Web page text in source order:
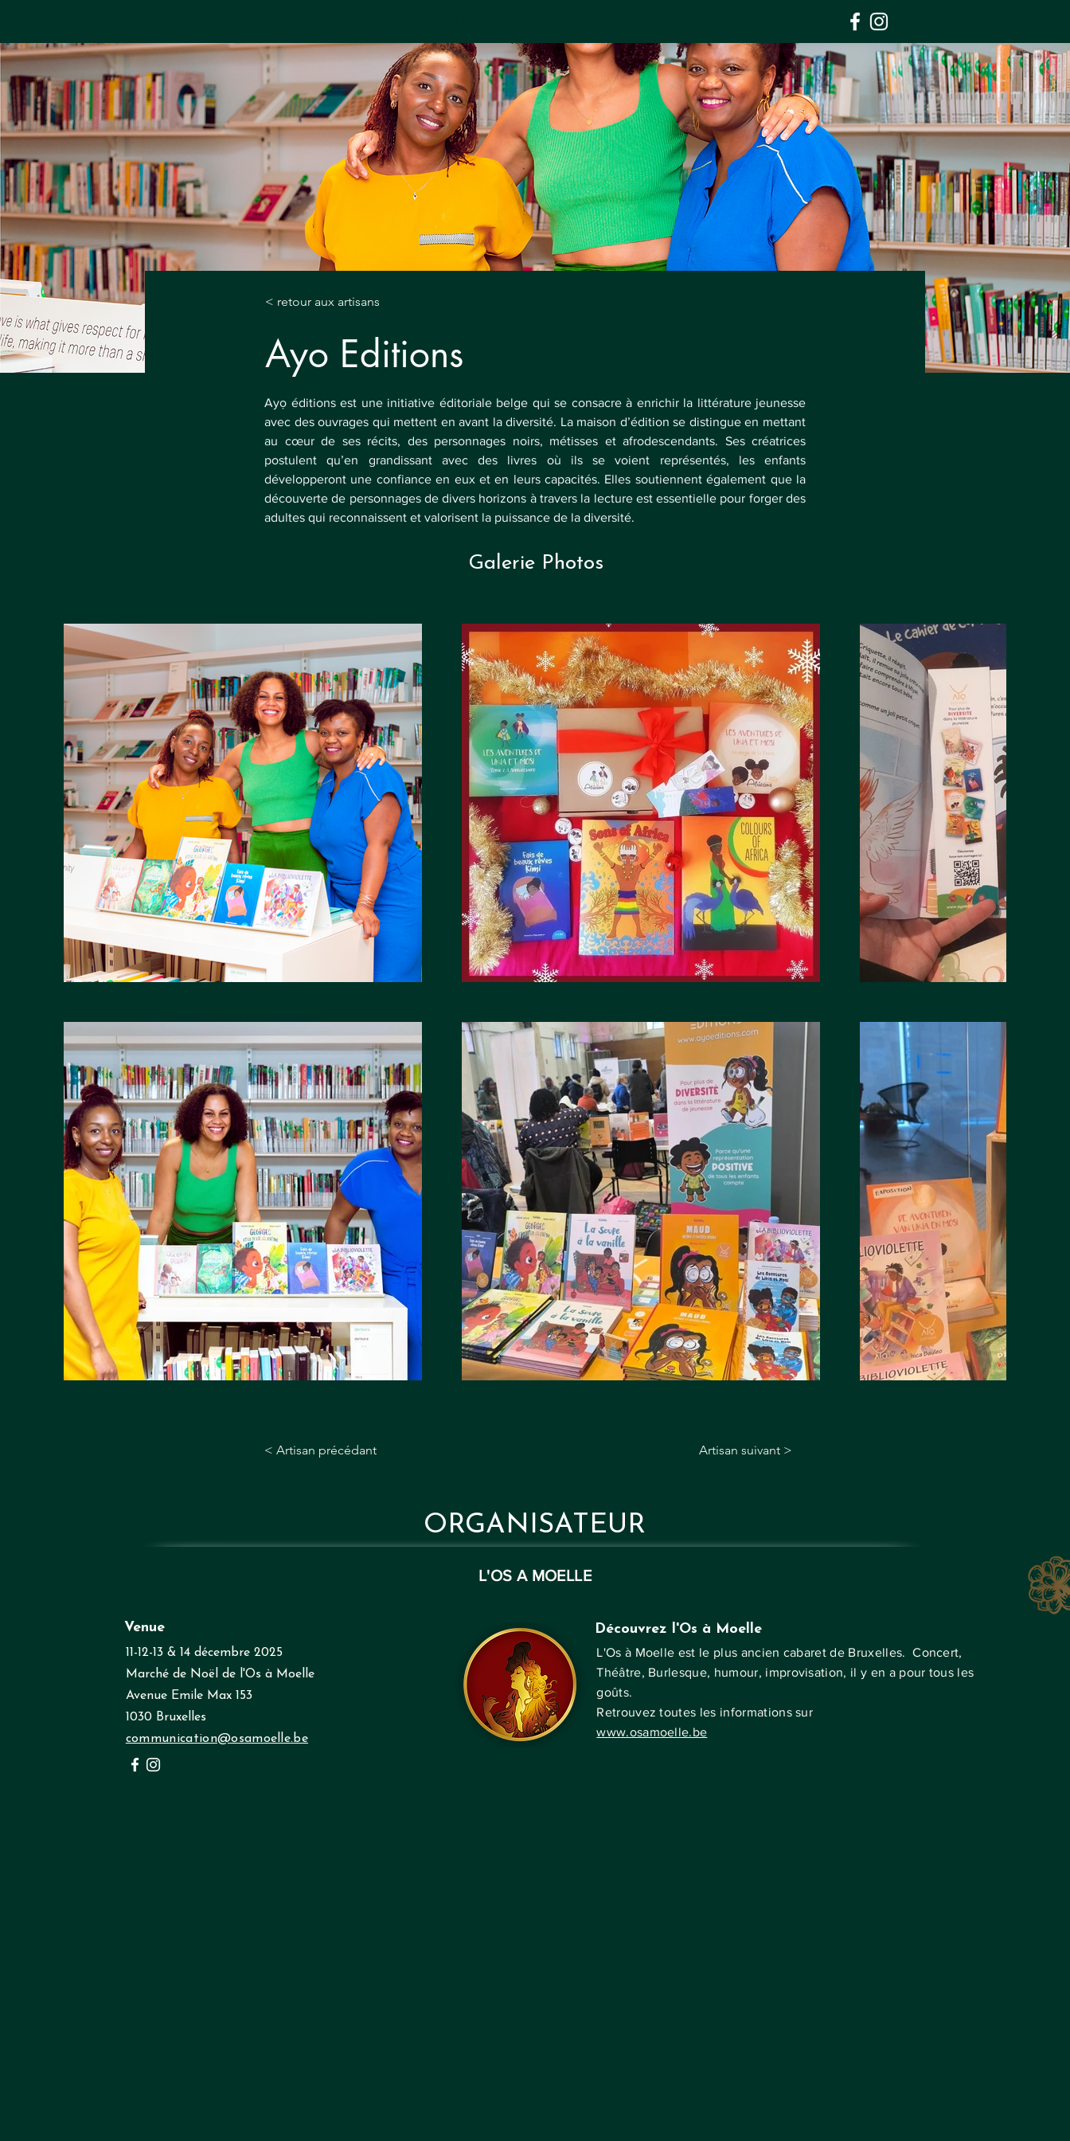
< retour aux artisans
Ayo Editions
Ayọ éditions est une initiative éditoriale belge qui se consacre à enrichir la littérature jeunesse
avec des ouvrages qui mettent en avant la diversité. La maison d’édition se distingue en mettant
au cœur de ses récits, des personnages noirs, métisses et afrodescendants. Ses créatrices
postulent qu’en grandissant avec des livres où ils se voient représentés, les enfants
développeront une confiance en eux et en leurs capacités. Elles soutiennent également que la
découverte de personnages de divers horizons à travers la lecture est essentielle pour forger des
adultes qui reconnaissent et valorisent la puissance de la diversité.
Galerie Photos
< Artisan précédant Artisan suivant >
ORGANISATEUR
L'OS A MOELLE
Venue
11-12-13 & 14 décembre 2025
Marché de Noël de l'Os à Moelle
Avenue Emile Max 153
1030 Bruxelles
communication@osamoelle.be
Découvrez l'Os à Moelle
L'Os à Moelle est le plus ancien cabaret de Bruxelles. Concert,
Théâtre, Burlesque, humour, improvisation, il y en a pour tous les
goûts.
Retrouvez toutes les informations sur
www.osamoelle.be